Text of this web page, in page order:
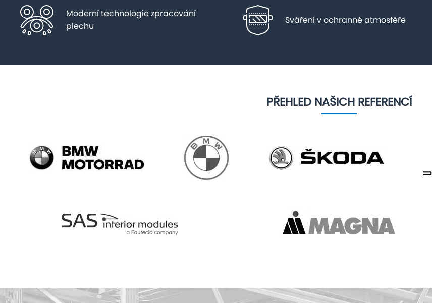
Moderní technologie zpracování
plechu
Sváření v ochranné atmosféře
PŘEHLED NAŠICH REFERENCÍ